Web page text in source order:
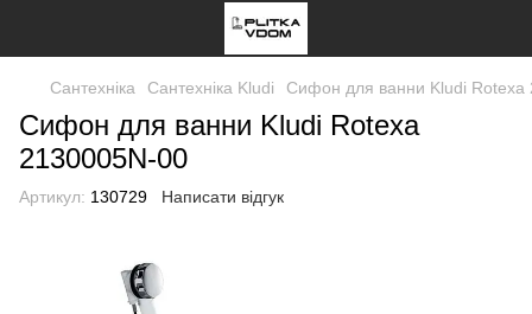
Сантехніка Сантехніка Kludi Сифон для ванни Kludi Rotexa
Сифон для ванни Kludi Rotexa
2130005N-00
Артикул: 130729 Написати відгук